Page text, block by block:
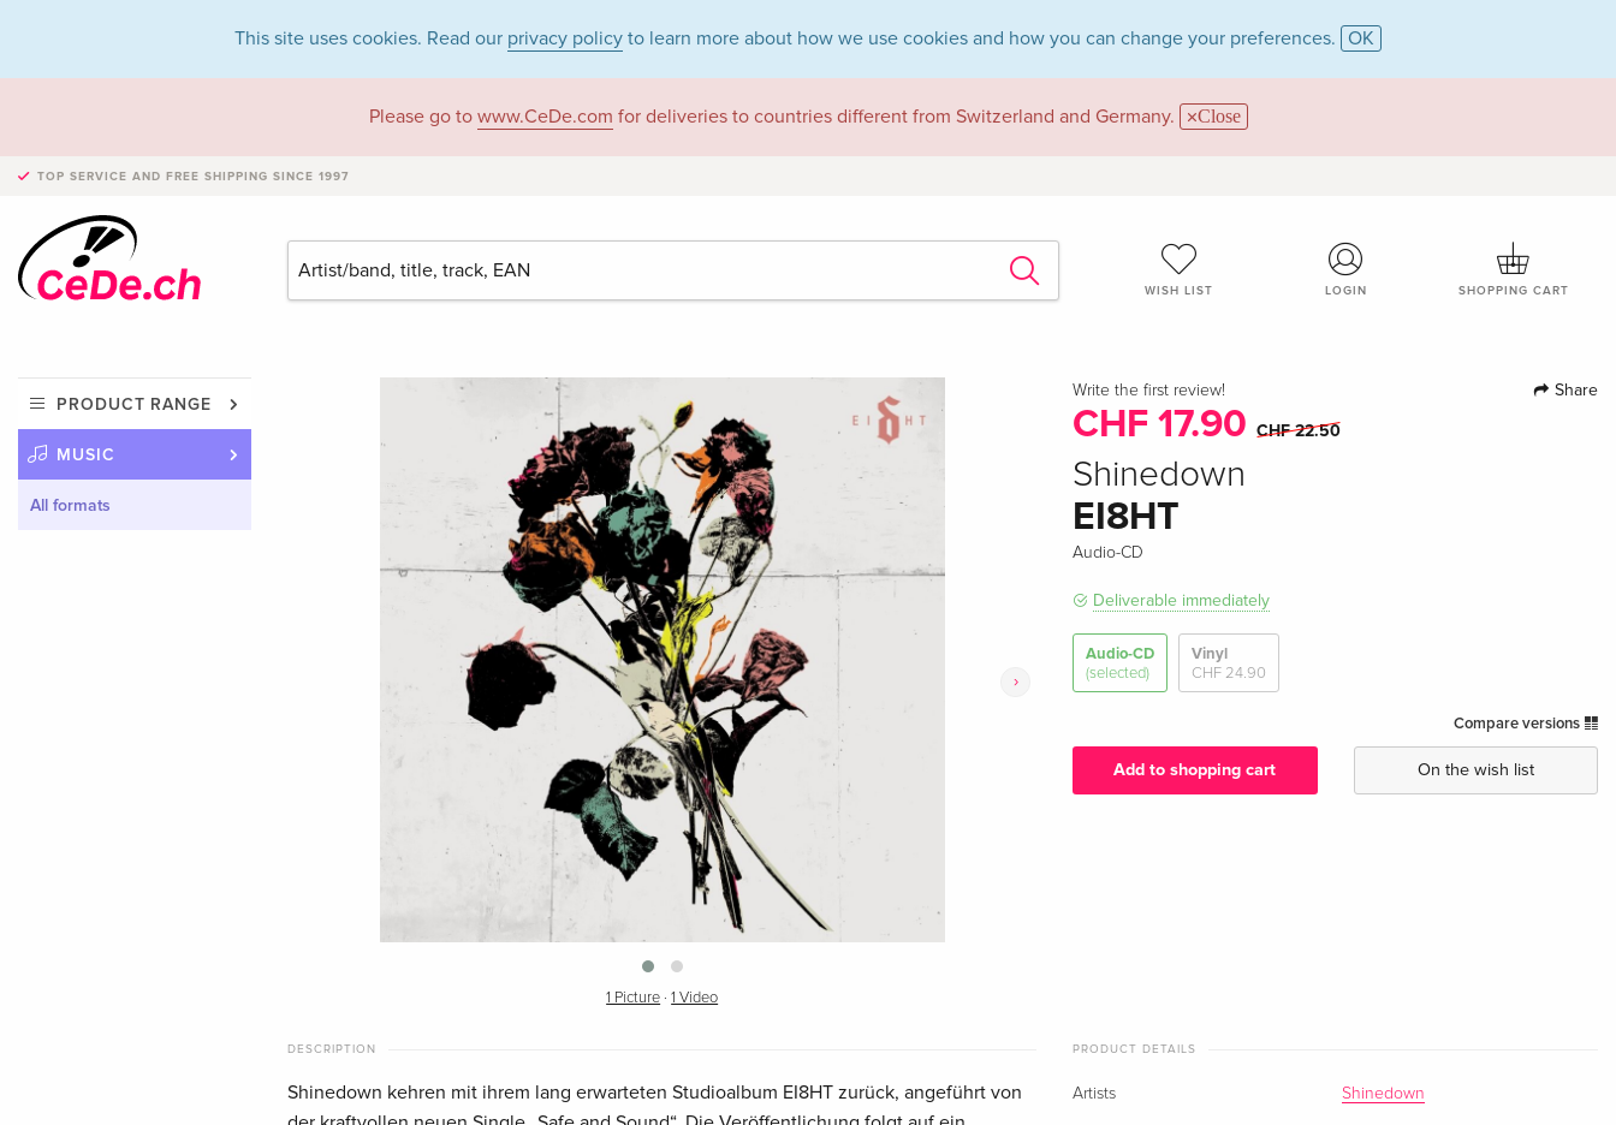
This site uses cookies. Read our privacy policy to learn more about how we use cookies and how you can change your preferences. OK
Please go to www.CeDe.com for deliveries to countries different from Switzerland and Germany. Close
TOP SERVICE AND FREE SHIPPING SINCE 1997
WISH LIST LOGIN SHOPPING CART
PRODUCT RANGE
MUSIC
All formats
›
1 Picture ·1 Video
Write the first review! Share
CHF 17.90 CHF 22.50
Shinedown
EI8HT
Audio-CD
Deliverable immediately
Audio-CD
(selected)
Vinyl
CHF 24.90
Compare versions
Add to shopping cart On the wish list
DESCRIPTION
Shinedown kehren mit ihrem lang erwarteten Studioalbum EI8HT zurück, angeführt von
PRODUCT DETAILS
Artists Shinedown